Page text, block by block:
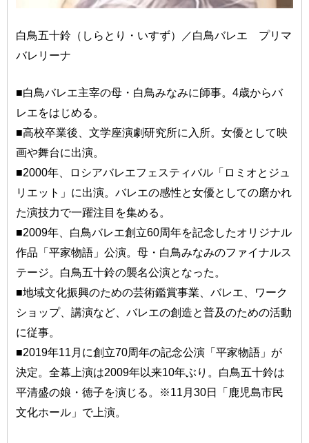
白鳥五十鈴（しらとり・いすず）／白鳥バレエ プリマ
バレリーナ
■白鳥バレエ主宰の母・白鳥みなみに師事。4歳からバ
レエをはじめる。
■高校卒業後、文学座演劇研究所に入所。女優として映
画や舞台に出演。
■2000年、ロシアバレエフェスティバル「ロミオとジュ
リエット」に出演。バレエの感性と女優としての磨かれ
た演技力で一躍注目を集める。
■2009年、白鳥バレエ創立60周年を記念したオリジナル
作品「平家物語」公演。母・白鳥みなみのファイナルス
テージ。白鳥五十鈴の襲名公演となった。
■地域文化振興のための芸術鑑賞事業、バレエ、ワーク
ショップ、講演など、バレエの創造と普及のための活動
に従事。
■2019年11月に創立70周年の記念公演「平家物語」が
決定。全幕上演は2009年以来10年ぶり。白鳥五十鈴は
平清盛の娘・徳子を演じる。※11月30日「鹿児島市民
文化ホール」で上演。